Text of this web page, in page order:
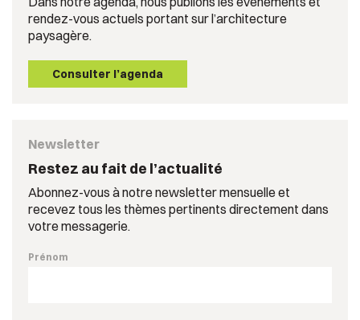
rendez-vous actuels portant sur l’architecture
paysagère.
Consulter l’agenda
Newsletter
Restez au fait de l’actualité
Abonnez-vous à notre newsletter mensuelle et
recevez tous les thèmes pertinents directement dans
votre messagerie.
Prénom